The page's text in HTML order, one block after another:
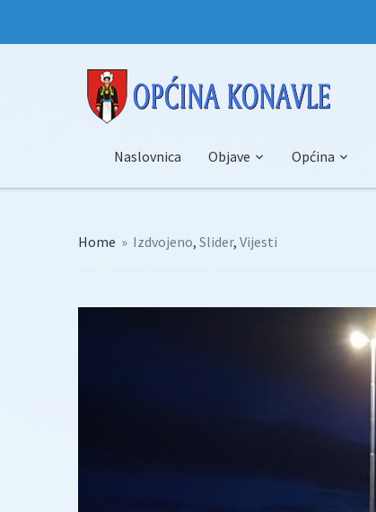
Naslovnica Objave Općina
Home » Izdvojeno, Slider, Vijesti